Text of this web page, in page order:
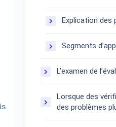
Explication des
Segments
L’examen de
Lorsque des
des problèmes